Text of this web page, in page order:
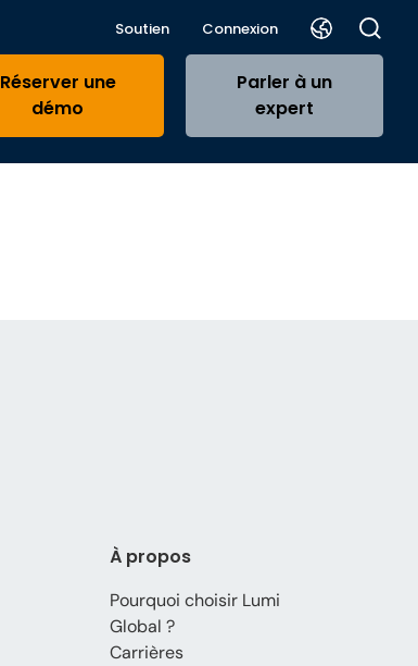
Soutien Connexion
Réserver une
démo
Parler à un
expert
À propos
Pourquoi choisir Lumi
Global ?
Carrières